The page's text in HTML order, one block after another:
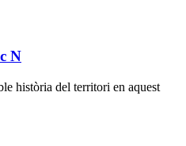
N
història del territori en aquest